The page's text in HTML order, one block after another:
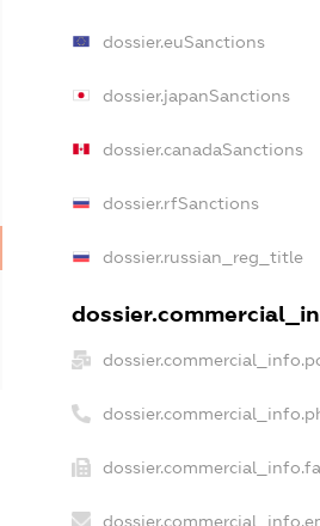
dossier.euSanctions
dossier.japanSanctions
dossier.canadaSanctions
dossier.rfSanctions
dossier.russian_reg_title